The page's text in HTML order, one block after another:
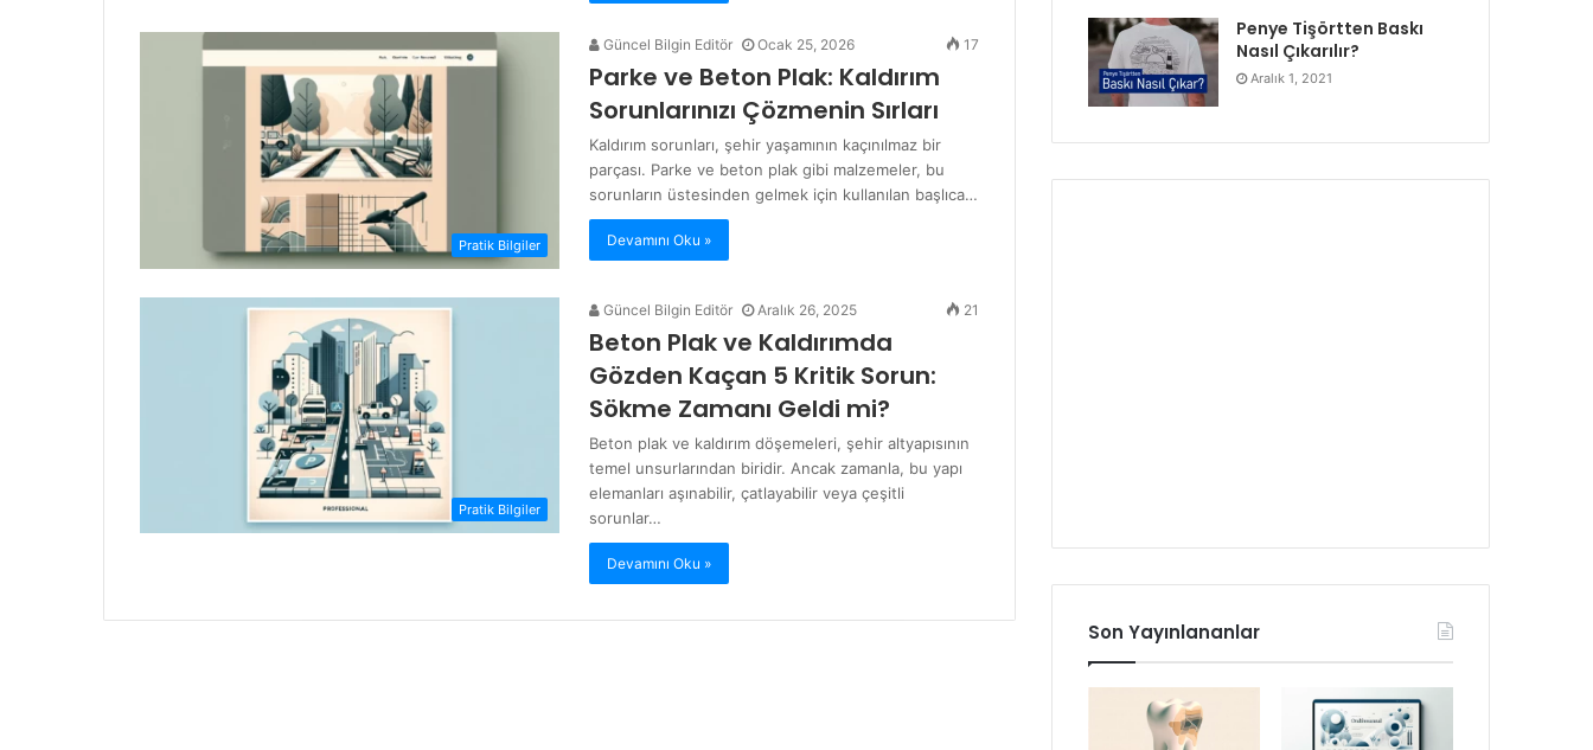
Pratik Bilgiler
Güncel Bilgin Editör Ocak 25, 2026 17
Parke ve Beton Plak: Kaldırım
Sorunlarınızı Çözmenin Sırları
Kaldırım sorunları, şehir yaşamının kaçınılmaz bir
parçası. Parke ve beton plak gibi malzemeler, bu
sorunların üstesinden gelmek için kullanılan başlıca…
Devamını Oku »
Pratik Bilgiler
Güncel Bilgin Editör Aralık 26, 2025 21
Beton Plak ve Kaldırımda
Gözden Kaçan 5 Kritik Sorun:
Sökme Zamanı Geldi mi?
Beton plak ve kaldırım döşemeleri, şehir altyapısının
temel unsurlarından biridir. Ancak zamanla, bu yapı
elemanları aşınabilir, çatlayabilir veya çeşitli
sorunlar…
Devamını Oku »
Penye Tişörtten Baskı
Nasıl Çıkarılır?
Aralık 1, 2021
Son Yayınlananlar